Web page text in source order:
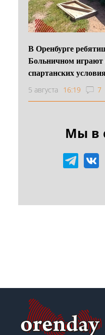
В Оренбурге
Больничном играют
спартанских
5 августа 16:19 7
Мы в